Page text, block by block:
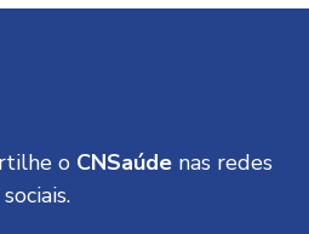
o CNSaúdenas redes
sociais.